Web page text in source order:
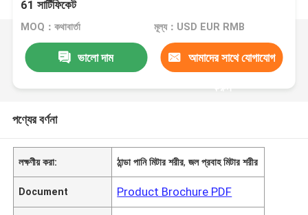
61 সার্টিফিকেট
MOQ：কথাবার্তা মূল্য：USD EUR RMB
ভালো দাম আমাদের সাথে যোগাযোগ
করুন
পণ্যের বর্ণনা
লক্ষণীয় করা: ঠান্ডা পানি মিটার শরীর,জল প্রবাহ মিটার শরীর
Document Product Brochure PDF